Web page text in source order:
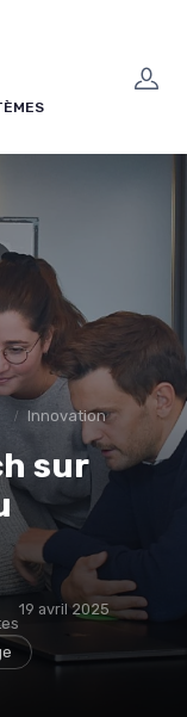
Innovation
sur
19 avril 2025